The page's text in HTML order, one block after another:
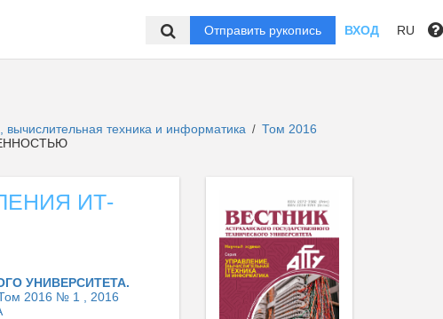
Отправить рукопись ВХОД RU
вычислительная техника и информатика / Том 2016
ИТ-
УНИВЕРСИТЕТА.
2016 № 1 , 2016